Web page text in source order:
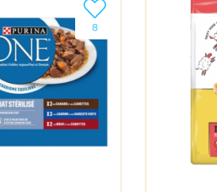
8
Ajouter le produit à ma liste